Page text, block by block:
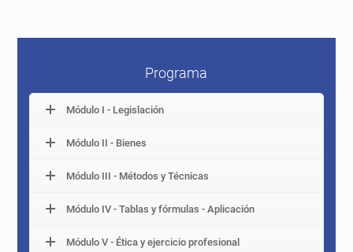
Programa
Módulo I - Legislación
Módulo II - Bienes
Módulo III - Métodos y Técnicas
Módulo IV - Tablas y fórmulas - Aplicación
Módulo V - Ética y ejercicio profesional